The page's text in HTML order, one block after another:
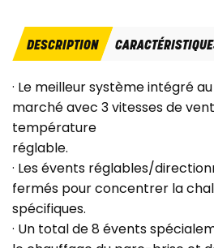
DESCRIPTION
· Le meilleur système intégré
marché avec 3 vitesses de
température
réglable.
· Les évents réglables/
fermés pour concentrer la
spécifiques.
· Un total de 8 évents